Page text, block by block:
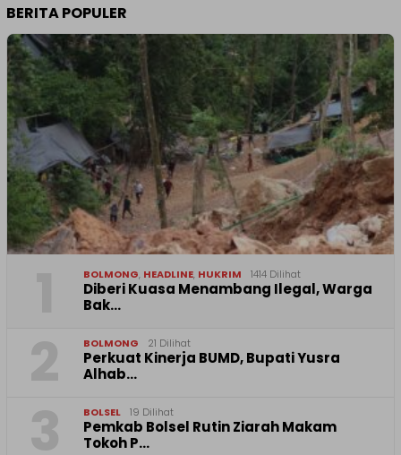
BERITA POPULER
BOLMONG, HEADLINE, HUKRIM 1414 Dilihat
Diberi Kuasa Menambang Ilegal, Warga
Bak…
BOLMONG 21 Dilihat
Perkuat Kinerja BUMD, Bupati Yusra
Alhab…
BOLSEL 19 Dilihat
Pemkab Bolsel Rutin Ziarah Makam
Tokoh P…